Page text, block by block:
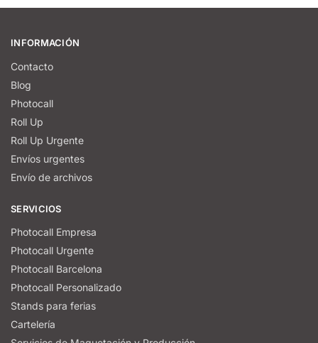
INFORMACIÓN
Contacto
Blog
Photocall
Roll Up
Roll Up Urgente
Envíos urgentes
Envío de archivos
SERVICIOS
Photocall Empresa
Photocall Urgente
Photocall Barcelona
Photocall Personalizado
Stands para ferias
Cartelería